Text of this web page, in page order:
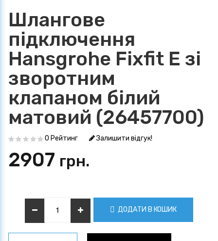
Шлангове
підключення
Hansgrohe Fixfit E зі
зворотним
клапаном білий
матовий (26457700)
0 Рейтинг Залишити відгук!
2907 грн.
ДОДАТИ В КОШИК